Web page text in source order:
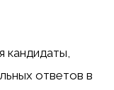
кандидаты,
ответов в